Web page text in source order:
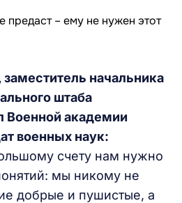
начальника
штаба
академии
военных наук:
счету нам нужно
мы никому не
добрые и пушистые, а